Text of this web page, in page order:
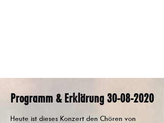
Programm & Erklärung30-08-2020
Heute ist dieses Konzert den Chören von